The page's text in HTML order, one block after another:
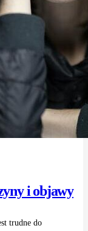
i objawy
trudne do